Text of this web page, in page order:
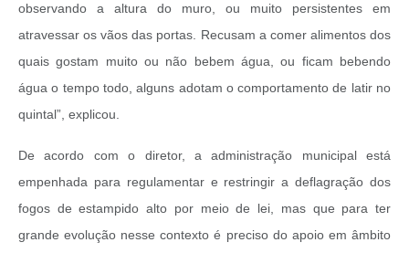
observando a altura do muro, ou muito persistentes em
atravessar os vãos das portas. Recusam a comer alimentos dos
quais gostam muito ou não bebem água, ou ficam bebendo
água o tempo todo, alguns adotam o comportamento de latir no
quintal”, explicou.
De acordo com o diretor, a administração municipal está
empenhada para regulamentar e restringir a deflagração dos
fogos de estampido alto por meio de lei, mas que para ter
grande evolução nesse contexto é preciso do apoio em âmbito